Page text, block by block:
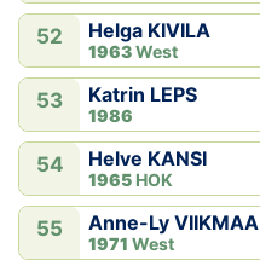
52 Helga KIVILA
1963West
53 Katrin LEPS
1986
54 Helve KANSI
1965 HOK
55 Anne-Ly VIIKMAA
1971 West